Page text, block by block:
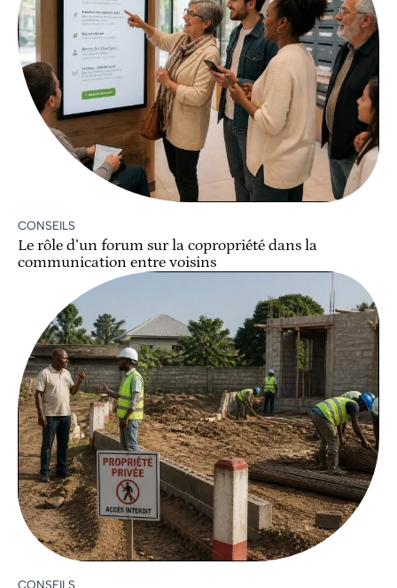
CONSEILS
Le rôle d’un forum sur la copropriété dans la
communication entre voisins
CONSEILS